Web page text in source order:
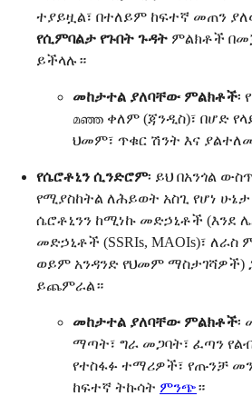
ተያይዟል፣ በተለይም ከፍተኛ መጠን
የሲምባልታ የጉበት ጉዳት ምልክቶች
ይችላሉ።
መከታተል ያለባቸው ምልክቶች፡
മഞ്ഞ ቀለም (ጃንዲስ)፣ በሆድ
ህመም፣ ጥቁር ሽንት እና
የሴሮቶኒን ሲንድሮም፡ ይህ በአንጎል
የሚያስከትል ለሕይወት አስጊ የሆነ
ሴሮቶኒንን ከሚነኩ መድኃኒቶች (እንደ
መድኃኒቶች (SSRIs, MAOIs)፣
ወይም አንዳንድ የህመም ማስታገሻዎች)
ይጨምራል።
መከታተል ያለባቸው ምልክቶች፡
ማጣት፣ ግራ መጋባት፣ ፈጣን
የተስፋፉ ተማሪዎች፣ የጡንቻ
ከፍተኛ ትኩሳት ምንጭ።